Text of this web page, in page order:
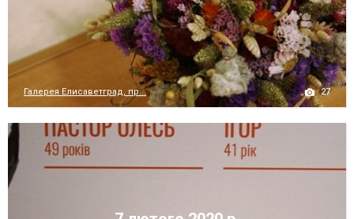
Галерея Елисаветград, пр... 27